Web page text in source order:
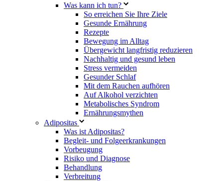
Was kann ich tun?
So erreichen Sie Ihre Ziele
Gesunde Ernährung
Rezepte
Bewegung im Alltag
Übergewicht langfristig reduzieren
Nachhaltig und gesund leben
Stress vermeiden
Gesunder Schlaf
Mit dem Rauchen aufhören
Auf Alkohol verzichten
Metabolisches Syndrom
Ernährungsmythen
Adipositas
Was ist Adipositas?
Begleit- und Folgeerkrankungen
Vorbeugung
Risiko und Diagnose
Behandlung
Verbreitung